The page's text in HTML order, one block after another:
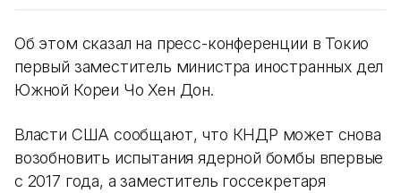
Об этом сказал на пресс-конференции в Токио
первый заместитель министра иностранных дел
Южной Кореи Чо Хен Дон.
Власти США сообщают, что КНДР может снова
возобновить испытания ядерной бомбы впервые
с 2017 года, а заместитель госсекретаря